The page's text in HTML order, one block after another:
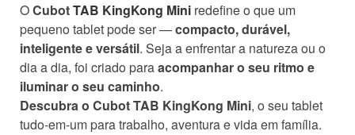
OCubotTAB KingKong Mini redefine o que um
pequeno tablet pode ser —compacto, durável,
inteligente e versátil. Seja a enfrentar a natureza ou o
dia a dia, foi criado paraacompanhar o seu ritmo e
iluminar o seu caminho.
Descubra o Cubot TAB KingKong Mini, o seu tablet
tudo-em-um para trabalho, aventura e vida em família.